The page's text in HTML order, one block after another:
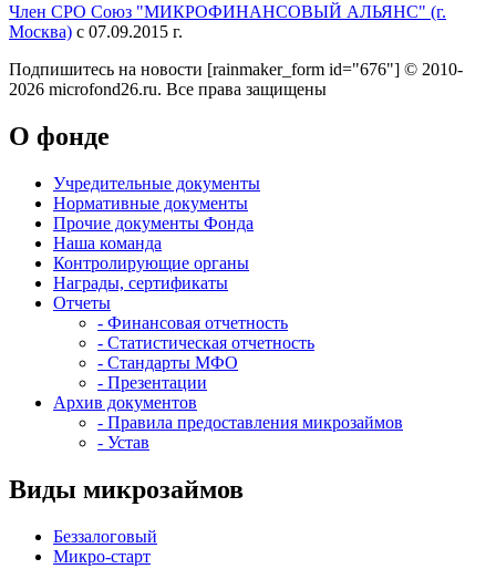
Член СРО Союз "МИКРОФИНАНСОВЫЙ АЛЬЯНС" (г.
Москва) с 07.09.2015 г.
Подпишитесь на новости [rainmaker_form id="676"] © 2010-
2026 microfond26.ru. Все права защищены
О фонде
Учредительные документы
Нормативные документы
Прочие документы Фонда
Наша команда
Контролирующие органы
Награды, сертификаты
Отчеты
- Финансовая отчетность
- Статистическая отчетность
- Стандарты МФО
- Презентации
Архив документов
- Правила предоставления микрозаймов
- Устав
Виды микрозаймов
Беззалоговый
Микро-старт